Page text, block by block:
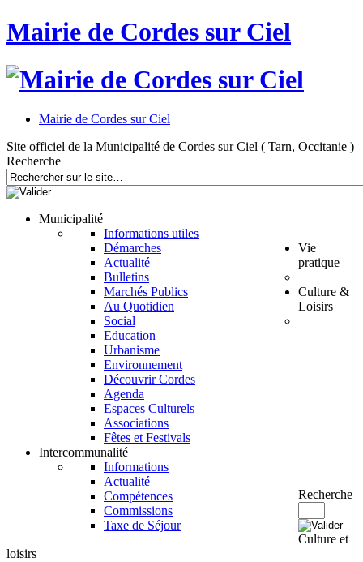
Mairie de Cordes sur Ciel
Mairie de Cordes sur Ciel
Site officiel de la Municipalité de Cordes sur Ciel ( Tarn, Occitanie )
Recherche
Municipalité
Informations utiles
Démarches
Actualité
Bulletins
Marchés Publics
Vie
pratique
Au Quotidien
Social
Education
Urbanisme
Environnement
Culture &
Loisirs
Découvrir Cordes
Agenda
Espaces Culturels
Associations
Fêtes et Festivals
Intercommunalité
Informations
Actualité
Compétences
Commissions
Taxe de Séjour
Recherche
Culture et
loisirs